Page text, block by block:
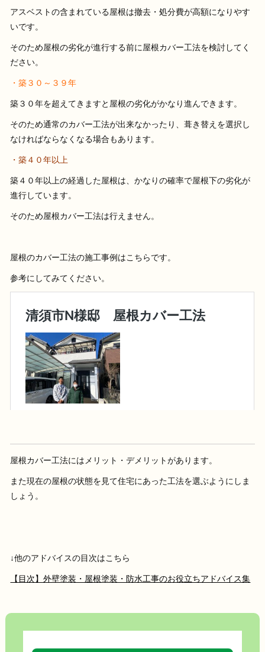
アスベストの含まれている屋根は撤去・処分費が高額になりやす
いです。
そのため屋根の劣化が進行する前に屋根カバー工法を検討してく
ださい。
・築３０～３９年
築３０年を超えてきますと屋根の劣化がかなり進んできます。
そのため通常のカバー工法が出来なかったり、葺き替えを選択し
なければならなくなる場合もあります。
・築４０年以上
築４０年以上の経過した屋根は、かなりの確率で屋根下の劣化が
進行しています。
そのため屋根カバー工法は行えません。
屋根のカバー工法の施工事例はこちらです。
参考にしてみてください。
屋根カバー工法にはメリット・デメリットがあります。
また現在の屋根の状態を見て住宅にあった工法を選ぶようにしま
しょう。
↓他のアドバイスの目次はこちら
【目次】外壁塗装・屋根塗装・防水工事のお役立ちアドバイス集